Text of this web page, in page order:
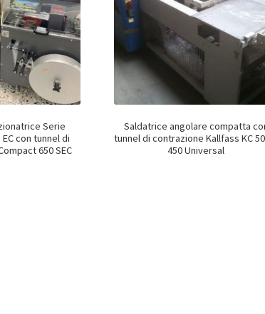
Serie
con tunnel di
650 SEC
Saldatrice angolare compatta
tunnel di contrazione Kallfass KC
450 Universal